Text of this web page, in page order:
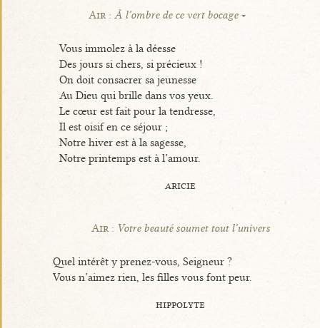
Air : À l’ombre de ce vert bocage
Vous immolez à la déesse
Des jours si chers, si précieux !
On doit consacrer sa jeunesse
Au Dieu qui brille dans vos yeux.
Le cœur est fait pour la tendresse,
Il est oisif en ce séjour ;
Notre hiver est à la sagesse,
Notre printemps est à l’amour.
aricie
Air : Votre beauté soumet tout l’univers
Quel intérêt y prenez-vous, Seigneur ?
Vous n’aimez rien, les filles vous font peur.
hippolyte